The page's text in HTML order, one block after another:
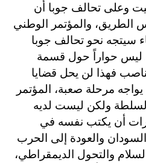
وعلى تحالف جوبا أن
والمؤتمر الوطني
سيتجه نحو تحالف جوبا
ليس حواراً حول قسمة
فهذا لن يحل قضايا
مرحلة صعبة، المؤتمر
ولكن ليست لديه
أن يكتب نفسه في
والعودة إلى الحرب
والتحول الديمقراطي،